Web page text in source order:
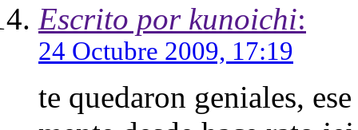
Escrito por kunoichi:
24 Octubre 2009, 17:19
te quedaron geniales,